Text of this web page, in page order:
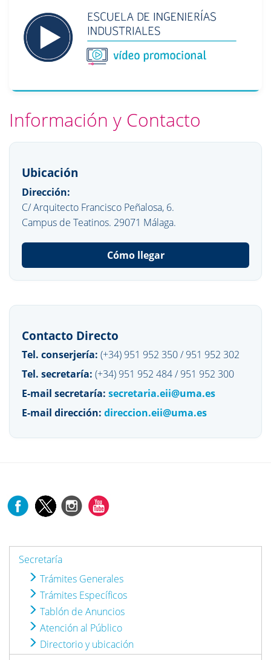
Información y Contacto
Ubicación
Dirección:
C/ Arquitecto Francisco Peñalosa, 6.
Campus de Teatinos. 29071 Málaga.
Cómo llegar
Contacto Directo
Tel. conserjería: (+34) 951 952 350 / 951 952 302
Tel. secretaría: (+34) 951 952 484 / 951 952 300
E-mail secretaría: secretaria.eii@uma.es
E-mail dirección: direccion.eii@uma.es
Secretaría
Trámites Generales
Trámites Específicos
Tablón de Anuncios
Atención al Público
Directorio y ubicación